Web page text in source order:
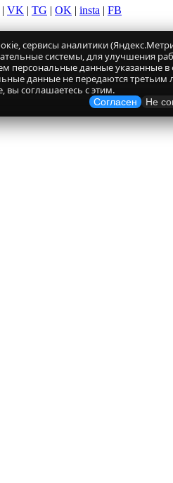
VK | TG | OK | insta | FB
сервисы аналитики
системы, для улучшения
персональные данные указанные
данные не передаются третьим
вы соглашаетесь с этим.
Согласен Не